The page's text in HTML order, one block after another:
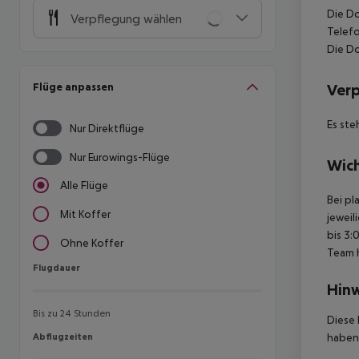
Verpflegung wählen
Flüge anpassen
Nur Direktflüge
Nur Eurowings-Flüge
Alle Flüge
Mit Koffer
Ohne Koffer
Flugdauer
Flugdauer
Bis zu 24 Stunden
Abflugzeiten
Abflugzeiten
Die
Die
Es
Bei
bis
Team
Diese